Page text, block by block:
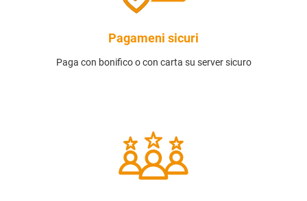
Pagameni sicuri
Paga con bonifico o con carta su server sicuro